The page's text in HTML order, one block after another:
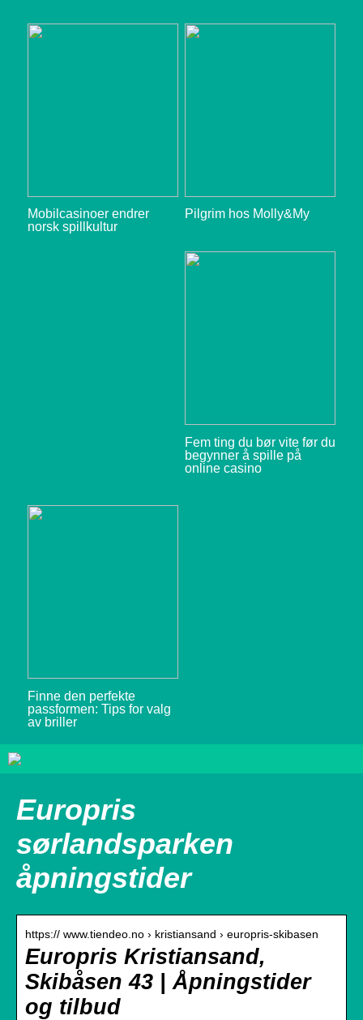
Mobilcasinoer endrer
norsk spillkultur
Pilgrim hos Molly&My
Fem ting du bør vite før du
begynner å spille på
online casino
Finne den perfekte
passformen: Tips for valg
av briller
Europris
sørlandsparken
åpningstider
https:// www.tiendeo.no › kristiansand › europris-skibasen
Europris Kristiansand,
Skibåsen 43 | Åpningstider
og tilbud